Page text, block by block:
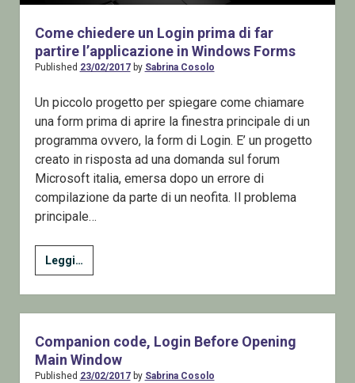
Come chiedere un Login prima di far
partire l’applicazione in Windows Forms
Published 23/02/2017by Sabrina Cosolo
Un piccolo progetto per spiegare come chiamare
una form prima di aprire la finestra principale di un
programma ovvero, la form di Login. E’ un progetto
creato in risposta ad una domanda sul forum
Microsoft italia, emersa dopo un errore di
compilazione da parte di un neofita. Il problema
principale…
Leggi…Come
chiedere
un
Login
prima
di
far
Companion code, Login Before Opening
Main Window
Published 23/02/2017by Sabrina Cosolo